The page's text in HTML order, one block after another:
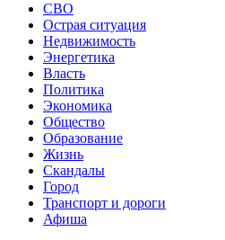
СВО
Острая ситуация
Недвижимость
Энергетика
Власть
Политика
Экономика
Общество
Образование
Жизнь
Скандалы
Город
Транспорт и дороги
Афиша